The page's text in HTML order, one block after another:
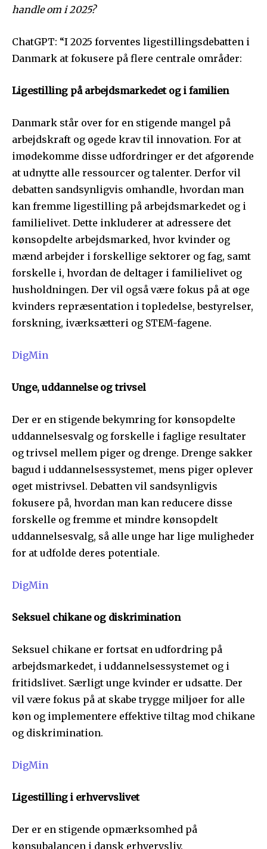
handle om i 2025?
ChatGPT: “I 2025 forventes ligestillingsdebatten i
Danmark at fokusere på flere centrale områder:
Ligestilling på arbejdsmarkedet og i familien
Danmark står over for en stigende mangel på
arbejdskraft og øgede krav til innovation. For at
imødekomme disse udfordringer er det afgørende
at udnytte alle ressourcer og talenter. Derfor vil
debatten sandsynligvis omhandle, hvordan man
kan fremme ligestilling på arbejdsmarkedet og i
familielivet. Dette inkluderer at adressere det
kønsopdelte arbejdsmarked, hvor kvinder og
mænd arbejder i forskellige sektorer og fag, samt
forskelle i, hvordan de deltager i familielivet og
husholdningen. Der vil også være fokus på at øge
kvinders repræsentation i topledelse, bestyrelser,
forskning, iværksætteri og STEM-fagene.
DigMin
Unge, uddannelse og trivsel
Der er en stigende bekymring for kønsopdelte
uddannelsesvalg og forskelle i faglige resultater
og trivsel mellem piger og drenge. Drenge sakker
bagud i uddannelsessystemet, mens piger oplever
øget mistrivsel. Debatten vil sandsynligvis
fokusere på, hvordan man kan reducere disse
forskelle og fremme et mindre kønsopdelt
uddannelsesvalg, så alle unge har lige muligheder
for at udfolde deres potentiale.
DigMin
Seksuel chikane og diskrimination
Seksuel chikane er fortsat en udfordring på
arbejdsmarkedet, i uddannelsessystemet og i
fritidslivet. Særligt unge kvinder er udsatte. Der
vil være fokus på at skabe trygge miljøer for alle
køn og implementere effektive tiltag mod chikane
og diskrimination.
DigMin
Ligestilling i erhvervslivet
Der er en stigende opmærksomhed på
kønsubalancen i dansk erhvervsliv.